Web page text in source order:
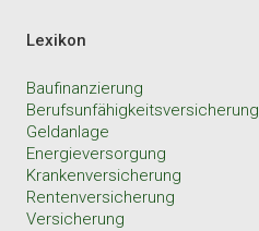
Lexikon
Baufinanzierung
Berufsunfähigkeitsversicherung
Geldanlage
Energieversorgung
Krankenversicherung
Rentenversicherung
Versicherung